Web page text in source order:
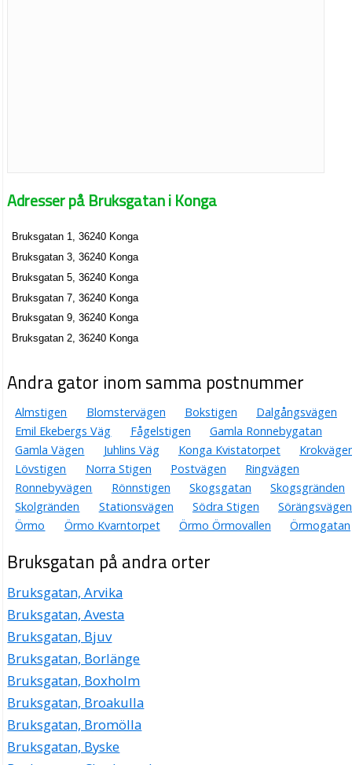
Adresser på Bruksgatan i Konga
Bruksgatan 1, 36240 Konga
Bruksgatan 3, 36240 Konga
Bruksgatan 5, 36240 Konga
Bruksgatan 7, 36240 Konga
Bruksgatan 9, 36240 Konga
Bruksgatan 2, 36240 Konga
Andra gator inom samma postnummer
Almstigen Blomstervägen Bokstigen
Dalgångsvägen
Emil Ekebergs Väg
Fågelstigen
Gamla Ronnebygatan
Gamla Vägen
Juhlins Väg Konga Kvistatorpet
Lövstigen
Norra Stigen Postvägen
Ringvägen
Ronnebyvägen
Rönnstigen Skogsgatan
Skogsgränden
Skolgränden
Stationsvägen Södra Stigen
Sörängsvägen
Örmo
Örmo Kvarntorpet Örmo Örmovallen Örmogatan
Bruksgatan på andra orter
Bruksgatan, Arvika
Bruksgatan, Avesta
Bruksgatan, Bjuv
Bruksgatan, Borlänge
Bruksgatan, Boxholm
Bruksgatan, Broakulla
Bruksgatan, Bromölla
Bruksgatan, Byske